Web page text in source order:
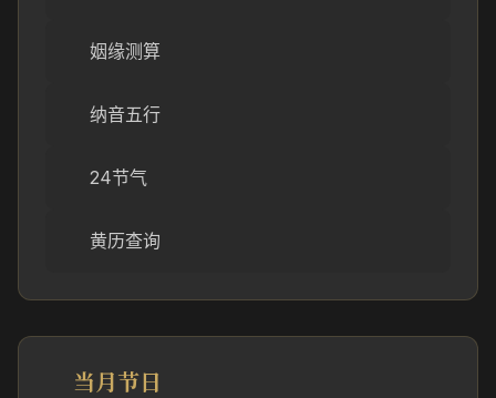
姻缘测算
纳音五行
24节气
黄历查询
当月节日